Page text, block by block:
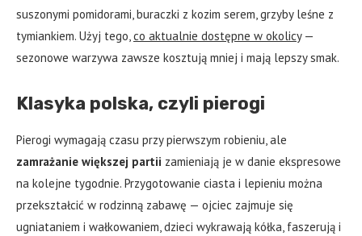
suszonymi pomidorami, buraczki z kozim serem, grzyby leśne z
tymiankiem. Użyj tego,co aktualnie dostępne w okolicy—
sezonowe warzywa zawsze kosztują mniej i mają lepszy smak.
Klasyka polska, czyli pierogi
Pierogi wymagają czasu przy pierwszym robieniu, ale
zamrażanie większej partii zamieniają je w danie ekspresowe
na kolejne tygodnie. Przygotowanie ciasta i lepieniu można
przekształcić w rodzinną zabawę — ojciec zajmuje się
ugniataniem i wałkowaniem, dzieci wykrawają kółka, faszerują i